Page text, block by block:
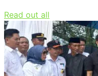
Read out all